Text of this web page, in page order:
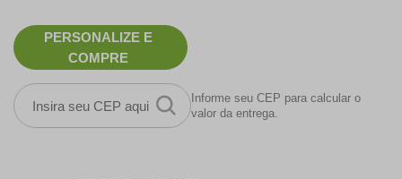
PERSONALIZE E
COMPRE
Informe seu CEP para calcular o
valor da entrega.